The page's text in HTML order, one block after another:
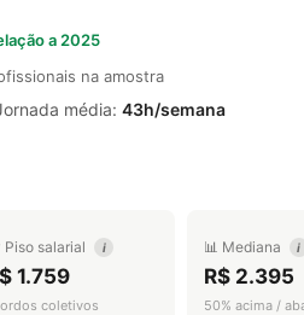
a 2025
na amostra
média: 43h/semana
Piso salarial i
1.759
coletivos
📊 Mediana i
R$ 2.395
50% acima /